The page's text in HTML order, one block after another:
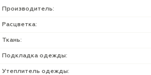
Производитель:
Расцветка:
Ткань:
Подкладка одежды:
Утеплитель одежды: